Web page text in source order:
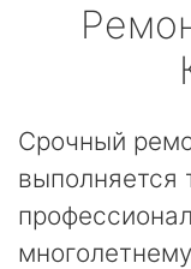
Срочный
выполняется